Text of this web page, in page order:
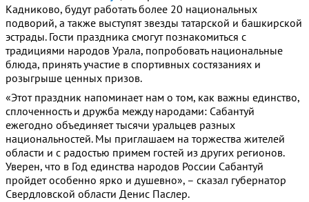
Кадниково, будут работать более 20 национальных
подворий, а также выступят звезды татарской и башкирской
эстрады. Гости праздника смогут познакомиться с
традициями народов Урала, попробовать национальные
блюда, принять участие в спортивных состязаниях и
розыгрыше ценных призов.
«Этот праздник напоминает нам о том, как важны единство,
сплоченность и дружба между народами: Сабантуй
ежегодно объединяет тысячи уральцев разных
национальностей. Мы приглашаем на торжества жителей
области и с радостью примем гостей из других регионов.
Уверен, что в Год единства народов России Сабантуй
пройдет особенно ярко и душевно», – сказал губернатор
Свердловской области Денис Паслер.